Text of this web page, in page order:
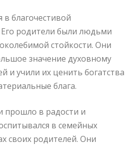
благочестивой
Его родители были людьми
стойкости. Они
значение духовному
и учили их ценить богатства
блага.
прошло в радости и
в семейных
своих родителей. Они